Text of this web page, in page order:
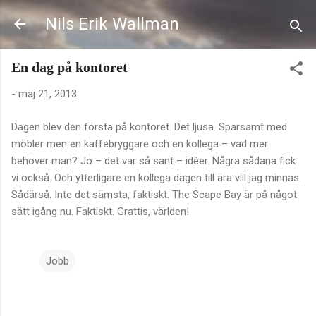
Fortsätt till huvudinnehåll
Nils Erik Wallman
En dag på kontoret
- maj 21, 2013
Dagen blev den första på kontoret. Det ljusa. Sparsamt med
möbler men en kaffebryggare och en kollega – vad mer
behöver man? Jo – det var så sant – idéer. Några sådana fick
vi också. Och ytterligare en kollega dagen till ära vill jag minnas.
Sådärså. Inte det sämsta, faktiskt. The Scape Bay är på något
sätt igång nu. Faktiskt. Grattis, världen!
Jobb